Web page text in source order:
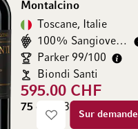
Montalcino
Toscane, Italie
100% Sangiovese grosso
Parker 99/100
Biondi Santi
595.00 CHF
75 cl (793.33 CHF / l)
Sur demande